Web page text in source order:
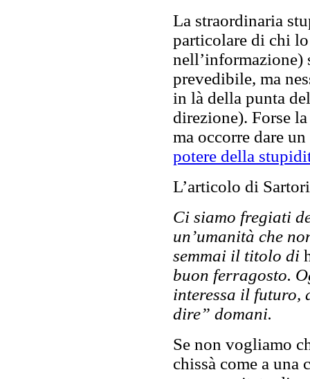
La straordinaria
particolare di chi
nell’informazione)
prevedibile, ma
in là della punta
direzione). Forse
ma occorre dare
potere della
L’articolo di
Ci siamo fregiati
un’umanità che
semmai il titolo di
buon ferragosto.
interessa il futuro,
dire” domani.
Se non vogliamo
chissà come a una